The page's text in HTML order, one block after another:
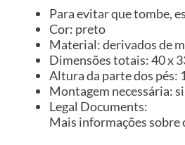
Para evitar que tombe,
Cor: preto
Material: derivados de
Dimensões totais: 40 x
Altura da parte dos pés:
Montagem necessária:
Legal Documents:
Mais informações sobre